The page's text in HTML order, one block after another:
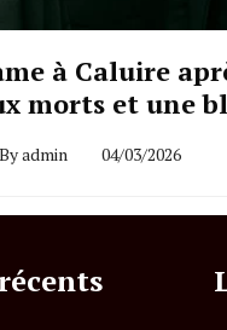
à Caluire
morts et une
Byadmin 04/03/2026